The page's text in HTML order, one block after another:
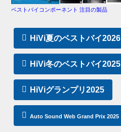
ベストバイコンポーネント 注目の製品
HiVi夏のベストバイ2026
HiVi冬のベストバイ2025
HiViグランプリ2025
Auto Sound Web Grand Prix 2025